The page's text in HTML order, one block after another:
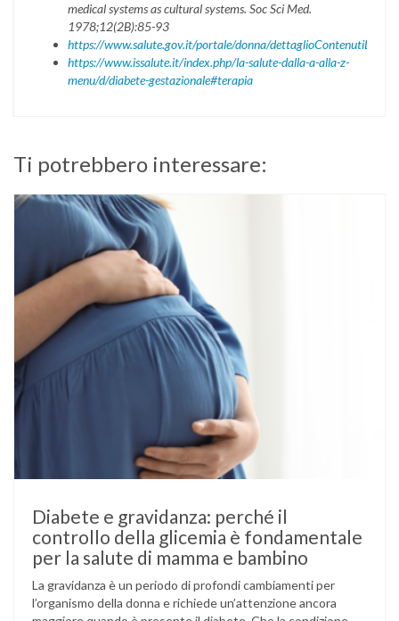
medical systems as cultural systems. Soc Sci Med.
1978;12(2B):85-93
https://www.salute.gov.it/portale/donna/
https://www.issalute.it/index.php/la-salute-dalla-a-alla-z-
menu/d/diabete-gestazionale#terapia
Ti potrebbero interessare:
Diabete e gravidanza: perché il
controllo della glicemia è fondamentale
per la salute di mamma e bambino
La gravidanza è un periodo di profondi cambiamenti per
l’organismo della donna e richiede un’attenzione ancora